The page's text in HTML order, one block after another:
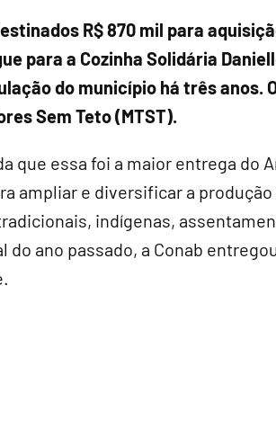
R$ 870 mil para
para a Cozinha Solidária
do município há três anos.
Sem Teto (MTST).
que essa foi a maior entrega do
ampliar e diversificar a
indígenas,
ano passado, a Conab